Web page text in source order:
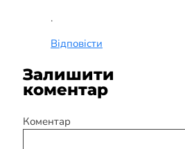
.
Відповісти
Залишити
коментар
Коментар